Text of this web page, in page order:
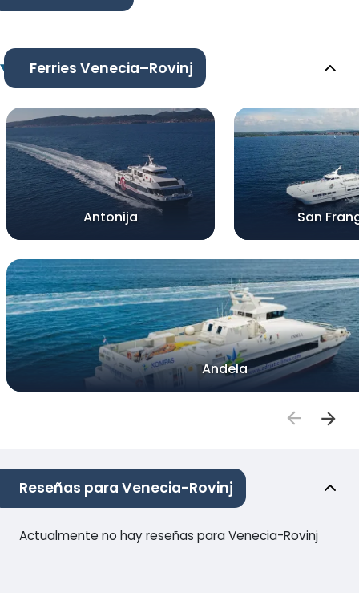
Ferries Venecia–Rovinj
Antonija San
Andela
Reseñas para Venecia-Rovinj
Actualmente no hay reseñas para Venecia-Rovinj